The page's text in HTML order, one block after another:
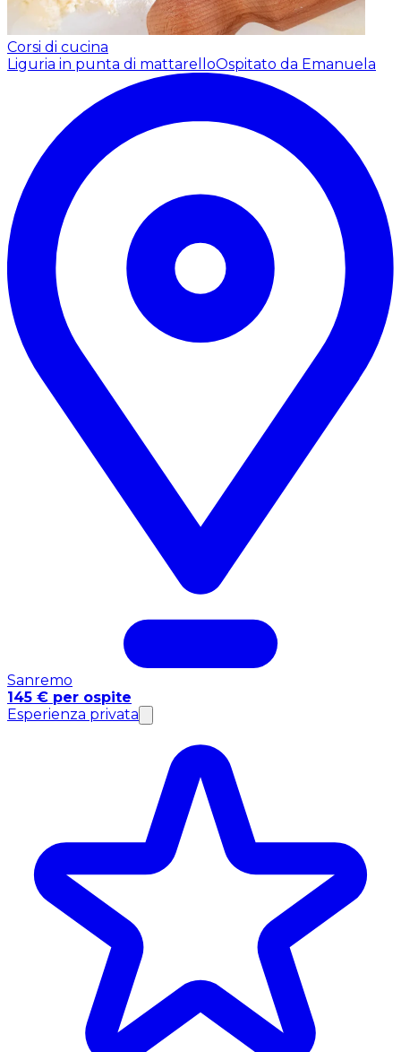
Corsi di cucina
Liguria in punta di mattarelloOspitato da Emanuela
Sanremo
145 € per ospite
Esperienza privata